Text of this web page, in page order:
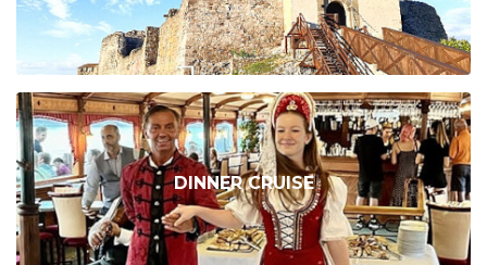
DINNER CRUISE